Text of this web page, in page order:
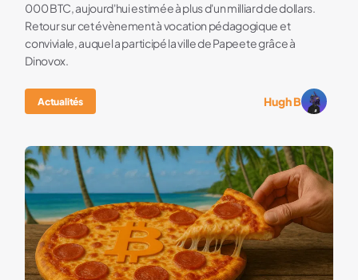
000 BTC, aujourd'hui estimée à plus d'un milliard de dollars.
Retour sur cet évènement à vocation pédagogique et
conviviale, auquel a participé la ville de Papeete grâce à
Dinovox.
Actualités Hugh B